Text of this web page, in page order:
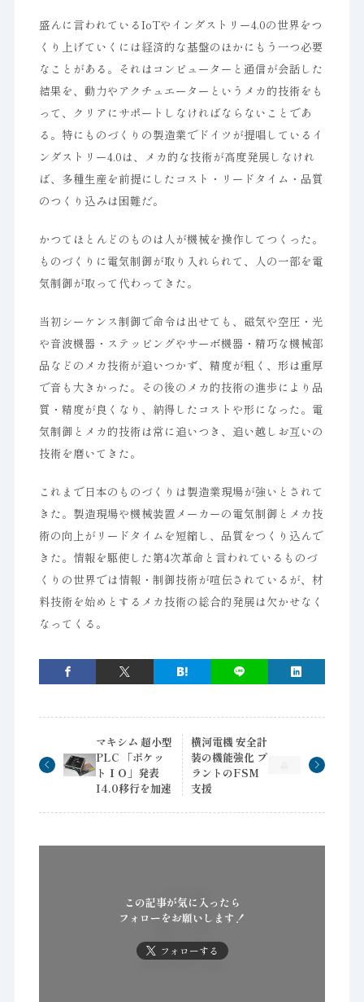
盛んに言われているIoTやインダストリー4.0の世界をつ
くり上げていくには経済的な基盤のほかにもう一つ必要
なことがある。それはコンピューターと通信が会話した
結果を、動力やアクチュエーターというメカ的技術をも
って、クリアにサポートしなければならないことであ
る。特にものづくりの製造業でドイツが提唱しているイ
ンダストリー4.0は、メカ的な技術が高度発展しなけれ
ば、多種生産を前提にしたコスト・リードタイム・品質
のつくり込みは困難だ。
かつてほとんどのものは人が機械を操作してつくった。
ものづくりに電気制御が取り入れられて、人の一部を電
気制御が取って代わってきた。
当初シーケンス制御で命令は出せても、磁気や空圧・光
や音波機器・ステッピングやサーボ機器・精巧な機械部
品などのメカ技術が追いつかず、精度が粗く、形は重厚
で音も大きかった。その後のメカ的技術の進歩により品
質・精度が良くなり、納得したコストや形になった。電
気制御とメカ的技術は常に追いつき、追い越しお互いの
技術を磨いてきた。
これまで日本のものづくりは製造業現場が強いとされて
きた。製造現場や機械装置メーカーの電気制御とメカ技
術の向上がリードタイムを短縮し、品質をつくり込んで
きた。情報を駆使した第4次革命と言われているものづ
くりの世界では情報・制御技術が喧伝されているが、材
料技術を始めとするメカ技術の総合的発展は欠かせなく
なってくる。
マキシム 超小型
PLC 「ポケッ
トＩＯ」発表
I4.0移行を加速
横河電機 安全計
装の機能強化 プ
ラントのFSM
支援
この記事が気に入ったら
フォローをお願いします！
フォローする